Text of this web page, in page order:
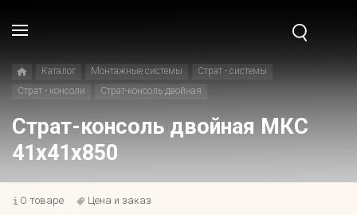
Каталог Монтажные системы
Страт - системы
Страт - консоли
Страт-консоль двойная
Страт-консоль двойная МКС
41х41х850
О товаре Цена и заказ